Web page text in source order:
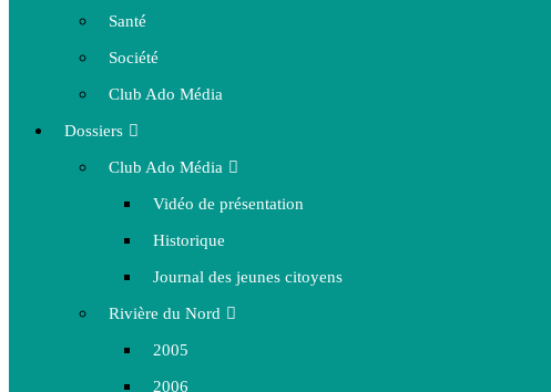
Santé
Société
Club Ado Média
Dossiers
Club Ado Média
Vidéo de présentation
Historique
Journal des jeunes citoyens
Rivière du Nord
2005
2006